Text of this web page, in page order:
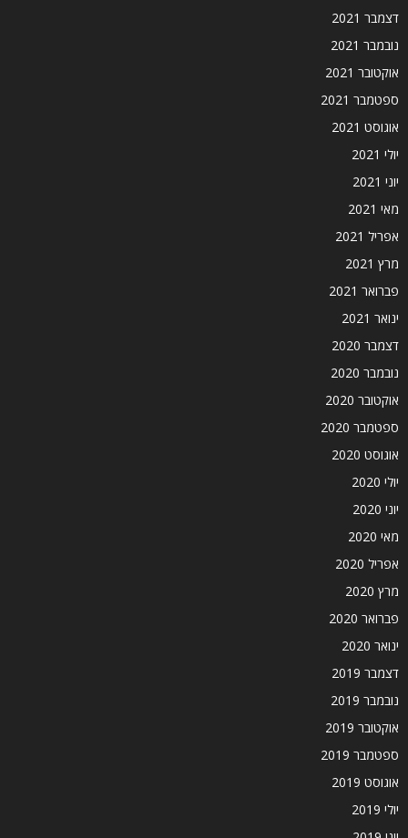
דצמבר 2021
נובמבר 2021
אוקטובר 2021
ספטמבר 2021
אוגוסט 2021
יולי 2021
יוני 2021
מאי 2021
אפריל 2021
מרץ 2021
פברואר 2021
ינואר 2021
דצמבר 2020
נובמבר 2020
אוקטובר 2020
ספטמבר 2020
אוגוסט 2020
יולי 2020
יוני 2020
מאי 2020
אפריל 2020
מרץ 2020
פברואר 2020
ינואר 2020
דצמבר 2019
נובמבר 2019
אוקטובר 2019
ספטמבר 2019
אוגוסט 2019
יולי 2019